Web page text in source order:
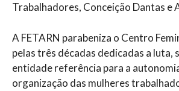
Trabalhadores, Conceição Dantas e
A FETARN parabeniza o Centro
pelas três décadas dedicadas a luta,
entidade referência para a
organização das mulheres